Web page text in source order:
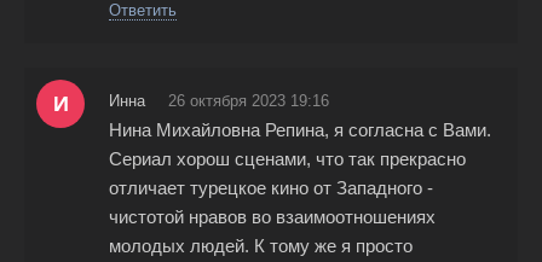
Ответить
И Инна 26 октября 2023 19:16
Нина Михайловна Репина, я согласна с Вами.
Сериал хорош сценами, что так прекрасно
отличает турецкое кино от Западного -
чистотой нравов во взаимоотношениях
молодых людей. К тому же я просто